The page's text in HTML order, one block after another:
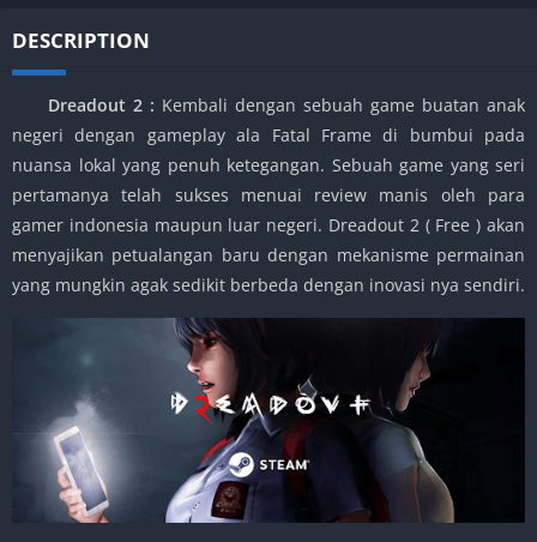
DESCRIPTION
Dreadout 2 : Kembali dengan sebuah game buatan anak
negeri dengan gameplay ala Fatal Frame di bumbui pada
nuansa lokal yang penuh ketegangan. Sebuah game yang seri
pertamanya telah sukses menuai review manis oleh para
gamer indonesia maupun luar negeri. Dreadout 2 ( Free ) akan
menyajikan petualangan baru dengan mekanisme permainan
yang mungkin agak sedikit berbeda dengan inovasi nya sendiri.